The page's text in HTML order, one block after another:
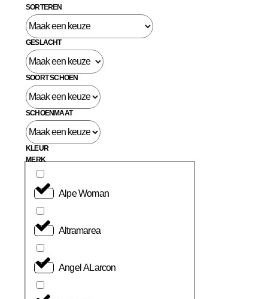
SORTEREN
GESLACHT
SOORT SCHOEN
SCHOENMAAT
KLEUR
MERK
Alpe Woman
Altramarea
Angel ALarcon